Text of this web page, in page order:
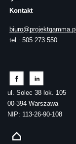
Kontakt
biuro@projektgamma.pl
tel.: 505 273 550
ul. Solec 38 lok. 105
00-394 Warszawa
NIP: 113-26-90-108